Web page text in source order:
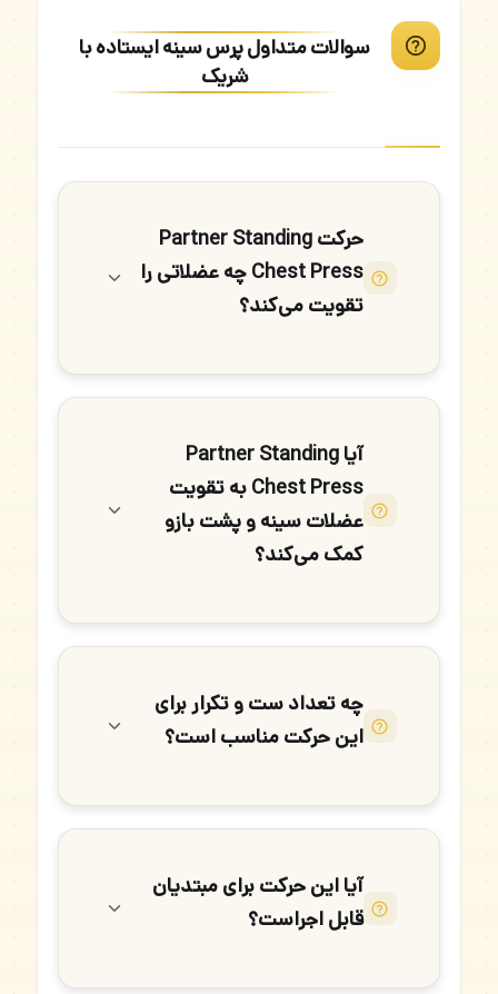
سوالات متداول پرس سینه ایستاده با
شریک
حرکت Partner Standing
Chest Press چه عضلاتی را
تقویت می‌کند؟
آیا Partner Standing
Chest Press به تقویت
عضلات سینه و پشت بازو
کمک می‌کند؟
چه تعداد ست و تکرار برای
این حرکت مناسب است؟
آیا این حرکت برای مبتدیان
قابل اجراست؟